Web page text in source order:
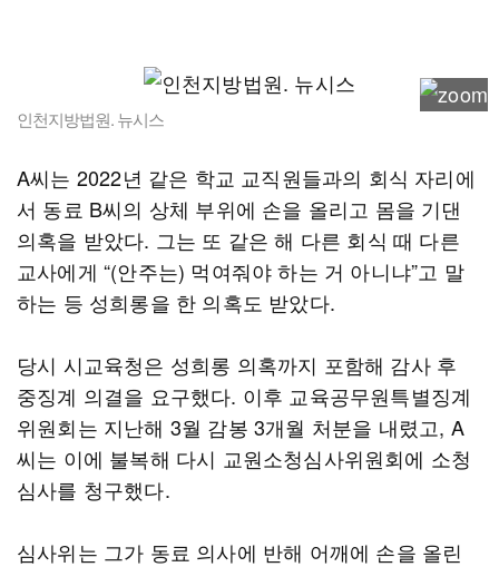
인천지방법원. 뉴시스
A씨는 2022년 같은 학교 교직원들과의 회식 자리에
서 동료 B씨의 상체 부위에 손을 올리고 몸을 기댄
의혹을 받았다. 그는 또 같은 해 다른 회식 때 다른
교사에게 “(안주는) 먹여줘야 하는 거 아니냐”고 말
하는 등 성희롱을 한 의혹도 받았다.
당시 시교육청은 성희롱 의혹까지 포함해 감사 후
중징계 의결을 요구했다. 이후 교육공무원특별징계
위원회는 지난해 3월 감봉 3개월 처분을 내렸고, A
씨는 이에 불복해 다시 교원소청심사위원회에 소청
심사를 청구했다.
심사위는 그가 동료 의사에 반해 어깨에 손을 올린